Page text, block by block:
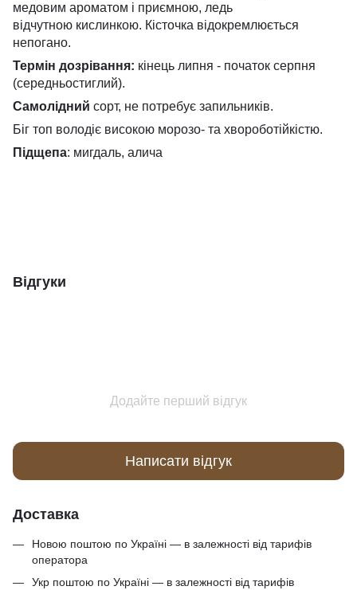
медовим ароматом і приємною, ледь
відчутною кислинкою. Кісточка відокремлюється
непогано.
Термін дозрівання: кінець липня - початок серпня
(середньостиглий).
Самолідний сорт, не потребує запильників.
Біг топ володіє високою морозо- та хвороботійкістю.
Підщепа: мигдаль, алича
Відгуки
Додайте перший відгук
Написати відгук
Доставка
Новою поштою по Україні — в залежності від тарифів
оператора
Укр поштою по Україні — в залежності від тарифів